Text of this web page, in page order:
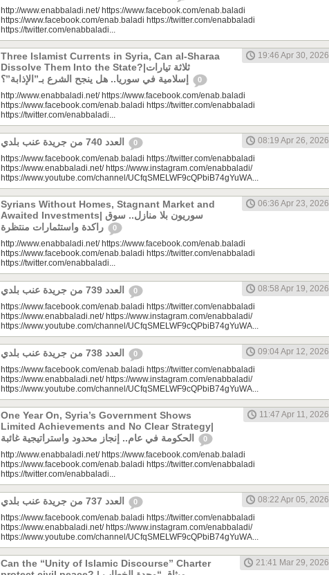
http://www.enabbaladi.net/ https://www.facebook.com/enab.baladi
https://www.facebook.com/enab.baladi https://twitter.com/enabbaladi
https://twitter.com/enabbaladi...
Three Islamist Currents in Syria, Can al-Sharaa
Dissolve Them Into the State?|ثلاثة تيارات
0
19:46 Apr 30, 2026
http://www.enabbaladi.net/ https://www.facebook.com/enab.baladi
https://www.facebook.com/enab.baladi https://twitter.com/enabbaladi
https://twitter.com/enabbaladi...
0
08:19 Apr 26, 2026
https://www.facebook.com/enab.baladi https://twitter.com/enabbaladi
https://www.enabbaladi.net/ https://www.instagram.com/enabbaladi/
https://www.youtube.com/channel/UCfqSMELWF9cQPbiB74gYuWA...
Syrians Without Homes, Stagnant Market and
Awaited Investments| سوريون بلا منازل.. سوق
0
06:36 Apr 23, 2026
http://www.enabbaladi.net/ https://www.facebook.com/enab.baladi
https://www.facebook.com/enab.baladi https://twitter.com/enabbaladi
https://twitter.com/enabbaladi...
0
08:58 Apr 19, 2026
https://www.facebook.com/enab.baladi https://twitter.com/enabbaladi
https://www.enabbaladi.net/ https://www.instagram.com/enabbaladi/
https://www.youtube.com/channel/UCfqSMELWF9cQPbiB74gYuWA...
0
09:04 Apr 12, 2026
https://www.facebook.com/enab.baladi https://twitter.com/enabbaladi
https://www.enabbaladi.net/ https://www.instagram.com/enabbaladi/
https://www.youtube.com/channel/UCfqSMELWF9cQPbiB74gYuWA...
One Year On, Syria’s Government Shows
Limited Achievements and No Clear Strategy|
0
11:47 Apr 11, 2026
http://www.enabbaladi.net/ https://www.facebook.com/enab.baladi
https://www.facebook.com/enab.baladi https://twitter.com/enabbaladi
https://twitter.com/enabbaladi...
0
08:22 Apr 05, 2026
https://www.facebook.com/enab.baladi https://twitter.com/enabbaladi
https://www.enabbaladi.net/ https://www.instagram.com/enabbaladi/
https://www.youtube.com/channel/UCfqSMELWF9cQPbiB74gYuWA...
Can the “Unity of Islamic Discourse” Charter
21:41 Mar 29, 2026